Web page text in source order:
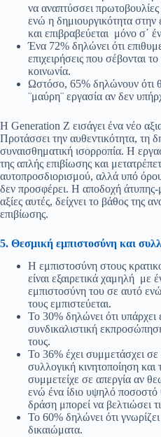
να αναπτύσσει πρωτοβουλίες
ενώ η δημιουργικότητα στην
και επιβραβεύεται μόνο σ΄
Ένα 72% δηλώνει ότι
επιχειρήσεις που σέβονται
κοινωνία.
Ωστόσο, 65% δηλώνουν ότι
¨μαύρη¨ εργασία αν δεν
Η Generation Z εισάγει ένα νέο
Προτάσσει την αυθεντικότητα, τη
συναισθηματική ισορροπία. Η
της απλής επιβίωσης και
αυτοπροσδιορισμού, αλλά υπό
δεν προσφέρει. Η αποδοχή άτυπης-
αξίες αυτές, δείχνει το βάθος της
επιβίωσης.
5. Θεσμική εμπιστοσύνη και
Η εμπιστοσύνη στους
είναι εξαιρετικά χαμηλή με
εμπιστοσύνη του σε αυτό
τους εμπιστεύεται.
Το 30% δηλώνει ότι
συνδικαλιστική
τους.
Το 36% έχει συμμετάσχει
συλλογική κινητοποίηση
συμμετείχε σε απεργία αν
ενώ ένα ίδιο υψηλό ποσοστό
δράση μπορεί να βελτιώσει
Το 60% δηλώνει ότι
δικαιώματα.